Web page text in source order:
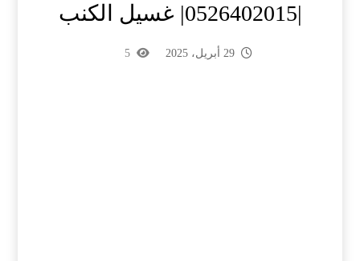
|0526402015| غسيل الكنب
29 أبريل، 2025 5